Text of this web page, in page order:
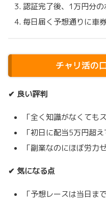
認証完了後、1万円分の
毎日届く予想通りに車
チャリ活の
✔ 良い評判
「全く知識がなくても
「初日に配当5万円超え
「副業なのにほぼ労力
✔ 気になる点
「予想レースは当日ま